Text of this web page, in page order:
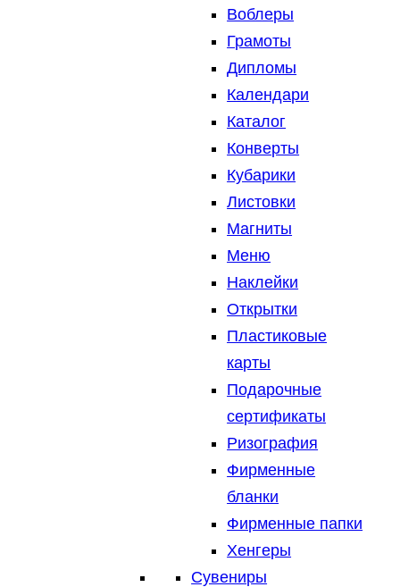
Воблеры
Грамоты
Дипломы
Календари
Каталог
Конверты
Кубарики
Листовки
Магниты
Меню
Наклейки
Открытки
Пластиковые
карты
Подарочные
сертификаты
Ризография
Фирменные
бланки
Фирменные папки
Хенгеры
Сувениры